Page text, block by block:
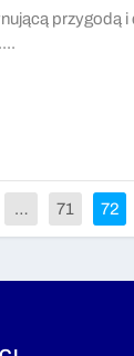
przygodą
… 71 72